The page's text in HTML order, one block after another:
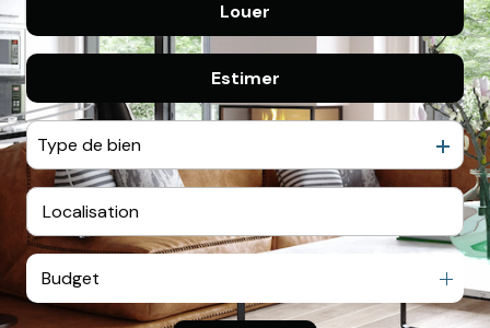
HONORAIRES
De l'immo pro
Louer
De l'immo pro
Estimer
Type de bien
Budget